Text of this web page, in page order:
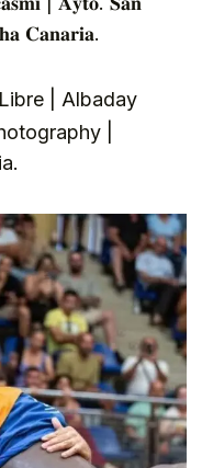
𝐂𝐚𝐧𝐚𝐫𝐢𝐚.
| Albaday
|